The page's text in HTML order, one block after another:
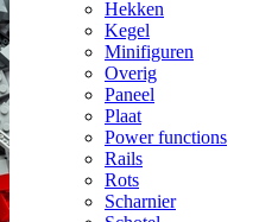
Hekken
Kegel
Minifiguren
Overig
Paneel
Plaat
Power functions
Rails
Rots
Scharnier